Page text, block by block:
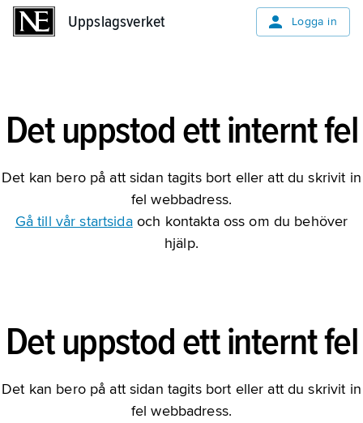
Uppslagsverket Logga in
Det uppstod ett internt fel
Det kan bero på att sidan tagits bort eller att du skrivit in
fel webbadress.
Gå till vår startsidaoch kontakta oss om du behöver
hjälp.
Det uppstod ett internt fel
Det kan bero på att sidan tagits bort eller att du skrivit in
fel webbadress.